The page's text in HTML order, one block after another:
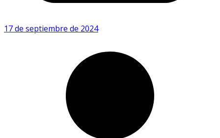
17 de septiembre de 2024